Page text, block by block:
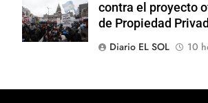
contra el proyecto
de Propiedad
Diario EL SOL
10